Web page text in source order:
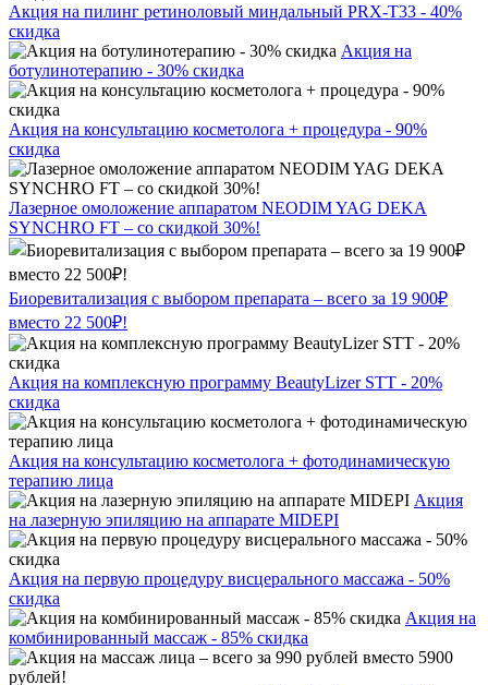
Акция на пилинг ретиноловый миндальный PRX-T33 - 40%
скидка
Акция на
ботулинотерапию - 30% скидка
Акция на консультацию косметолога + процедура - 90%
скидка
Лазерное омоложение аппаратом NEODIM YAG DEKA
SYNCHRO FT – со скидкой 30%!
Биоревитализация с выбором препарата – всего за 19 900₽
вместо 22 500₽!
Акция на комплексную программу BeautyLizer STT - 20%
скидка
Акция на консультацию косметолога + фотодинамическую
терапию лица
Акция
на лазерную эпиляцию на аппарате MIDEPI
Акция на первую процедуру висцерального массажа - 50%
скидка
Акция на
комбинированный массаж - 85% скидка